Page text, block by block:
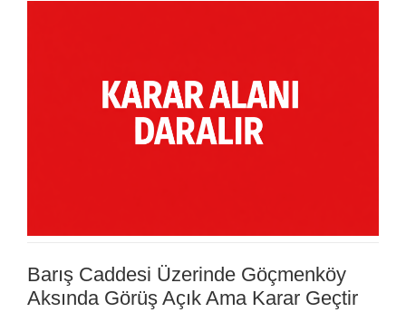
Barış Caddesi Üzerinde Göçmenköy
Aksında Görüş Açık Ama Karar Geçtir